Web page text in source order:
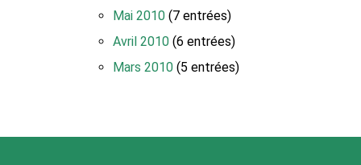
Mai 2010 (7 entrées)
Avril 2010 (6 entrées)
Mars 2010 (5 entrées)